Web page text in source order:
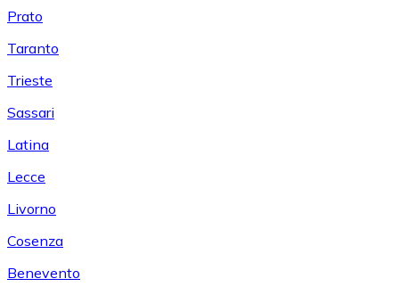
Prato
Taranto
Trieste
Sassari
Latina
Lecce
Livorno
Cosenza
Benevento